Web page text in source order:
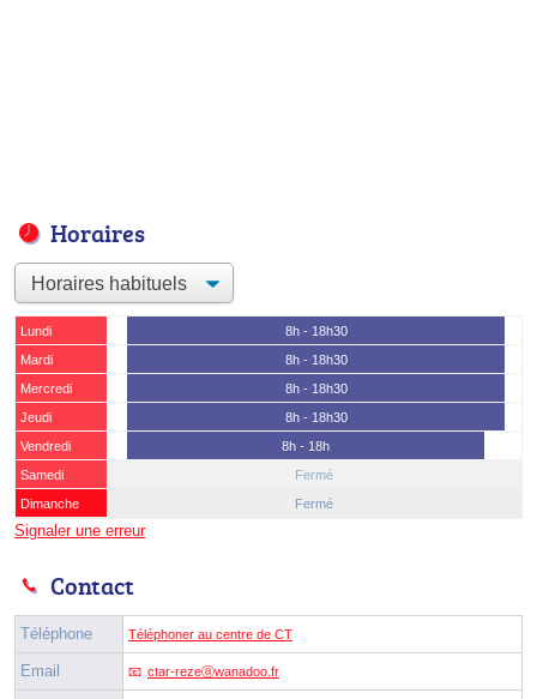
Horaires
Lundi
8h - 18h30
Mardi
8h - 18h30
Mercredi
8h - 18h30
Jeudi
8h - 18h30
Vendredi
8h - 18h
Samedi
Fermé
Dimanche
Fermé
Signaler une erreur
Contact
Téléphone Téléphoner au centre de CT
Email ctar-rezeⓐwanadoo.fr